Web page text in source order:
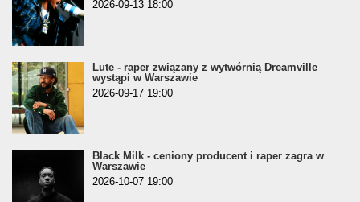
2026-09-13 18:00
Lute - raper związany z wytwórnią Dreamville
wystąpi w Warszawie
2026-09-17 19:00
Black Milk - ceniony producent i raper zagra w
Warszawie
2026-10-07 19:00